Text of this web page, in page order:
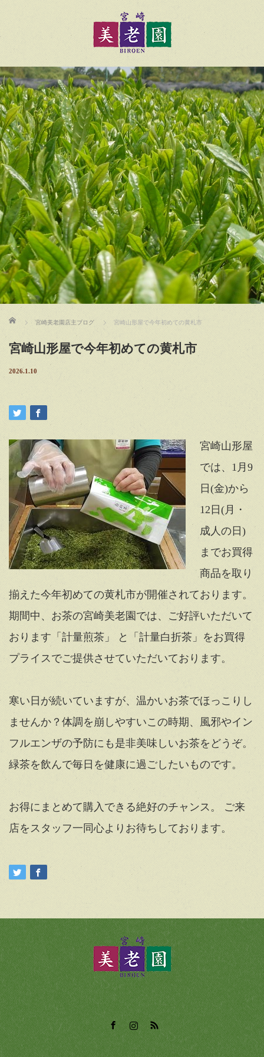
ホーム 宮崎美老園店主ブログ 宮崎山形屋で今年初めての黄札市
宮崎山形屋で今年初めての黄札市
2026.1.10
宮崎山形屋
では、1月9
日(金)から
12日(月・
成人の日)
までお買得
商品を取り
揃えた今年初めての黄札市が開催されております。
期間中、お茶の宮崎美老園では、ご好評いただいて
おります「計量煎茶」 と「計量白折茶」をお買得
プライスでご提供させていただいております。
寒い日が続いていますが、温かいお茶でほっこりし
ませんか？体調を崩しやすいこの時期、風邪やイン
フルエンザの予防にも是非美味しいお茶をどうぞ。
緑茶を飲んで毎日を健康に過ごしたいものです。
お得にまとめて購入できる絶好のチャンス。 ご来
店をスタッフ一同心よりお待ちしております。
FacebookInstagramRSS